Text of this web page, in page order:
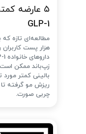
۵ عارضه
GLP-1
هزار پست
زپ‌باند ممکن است
بالینی کمتر مورد
ریزش مو گرفته
چربی صورت.